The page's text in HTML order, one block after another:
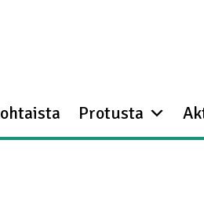
Protusta